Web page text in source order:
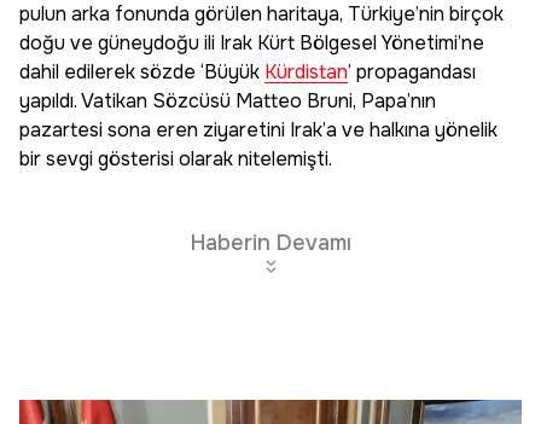
pulun arka fonunda görülen haritaya, Türkiye’nin birçok
doğu ve güneydoğu ili Irak Kürt Bölgesel Yönetimi’ne
dahil edilerek sözde ‘Büyük Kürdistan’ propagandası
yapıldı. Vatikan Sözcüsü Matteo Bruni, Papa’nın
pazartesi sona eren ziyaretini Irak’a ve halkına yönelik
bir sevgi gösterisi olarak nitelemişti.
Haberin Devamı